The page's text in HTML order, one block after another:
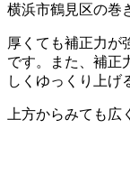
横浜市鶴見区の巻
厚くても補正力が
です。また、補正
しくゆっくり上げ
上方からみても広